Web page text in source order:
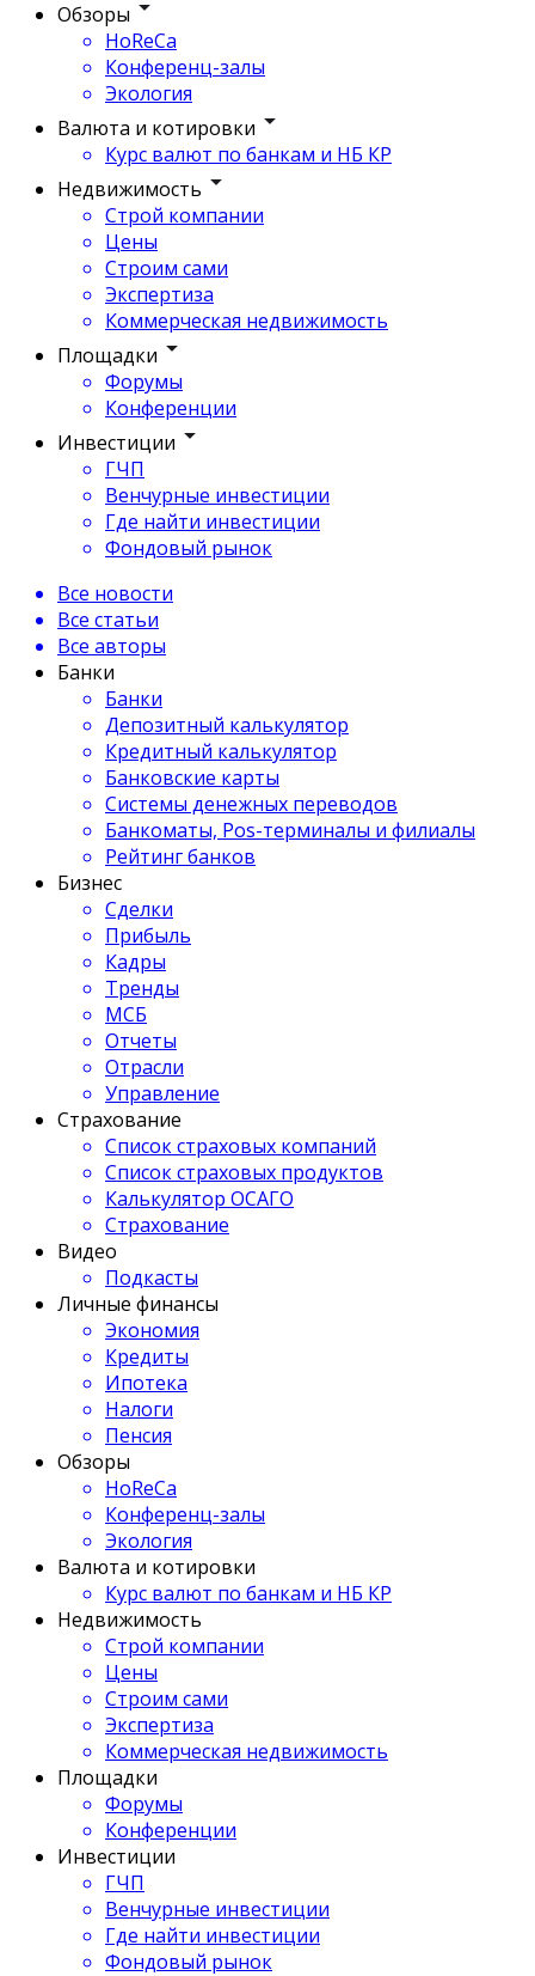
Обзоры
HoReCa
Конференц-залы
Экология
Валюта и котировки
Курс валют по банкам и НБ КР
Недвижимость
Строй компании
Цены
Строим сами
Экспертиза
Коммерческая недвижимость
Площадки
Форумы
Конференции
Инвестиции
ГЧП
Венчурные инвестиции
Где найти инвестиции
Фондовый рынок
Все новости
Все статьи
Все авторы
Банки
Банки
Депозитный калькулятор
Кредитный калькулятор
Банковские карты
Системы денежных переводов
Банкоматы, Pos-терминалы и филиалы
Рейтинг банков
Бизнес
Сделки
Прибыль
Кадры
Тренды
МСБ
Отчеты
Отрасли
Управление
Страхование
Список страховых компаний
Список страховых продуктов
Калькулятор ОСАГО
Страхование
Видео
Подкасты
Личные финансы
Экономия
Кредиты
Ипотека
Налоги
Пенсия
Обзоры
HoReCa
Конференц-залы
Экология
Валюта и котировки
Курс валют по банкам и НБ КР
Недвижимость
Строй компании
Цены
Строим сами
Экспертиза
Коммерческая недвижимость
Площадки
Форумы
Конференции
Инвестиции
ГЧП
Венчурные инвестиции
Где найти инвестиции
Фондовый рынок